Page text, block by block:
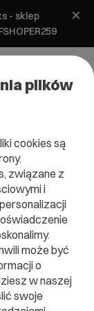
- sklep
–
plików
cookies są
związane z
i
może być
o
w naszej
swoje